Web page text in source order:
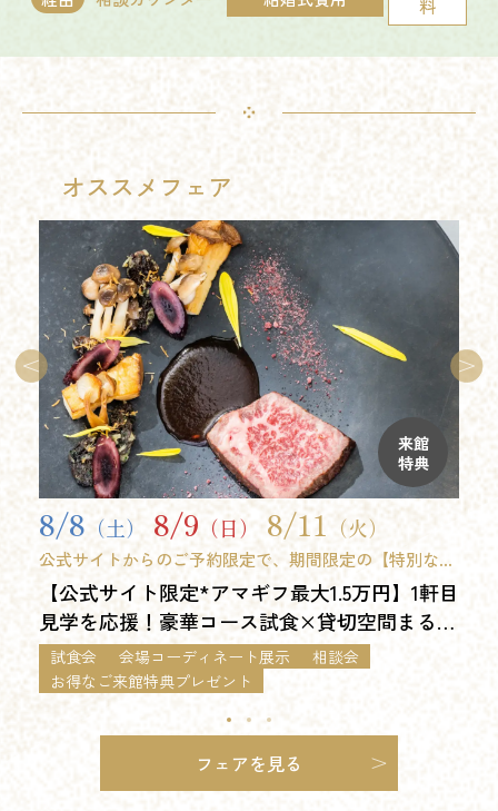
料
オススメフェア
来館
特典
8/8 （土） 8/9 （日） 8/11 （火）
公式サイトからのご予約限定で、期間限定の【特別な来
館特典】をご用意しました。 ※9時開始フェア限定
【公式サイト限定*アマギフ最大1.5万円】1軒目
見学を応援！豪華コース試食×貸切空間まるご
と体感*最大120万優待フェア
試食会 会場コーディネート展示
相談会
お得なご来館特典プレゼント
フェアを見る